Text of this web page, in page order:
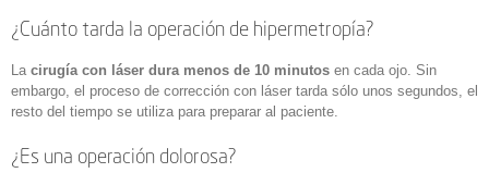
¿Cuánto tarda la operación de hipermetropía?
La cirugía con láser dura menos de 10 minutos en cada ojo. Sin
embargo, el proceso de corrección con láser tarda sólo unos segundos, el
resto del tiempo se utiliza para preparar al paciente.
¿Es una operación dolorosa?